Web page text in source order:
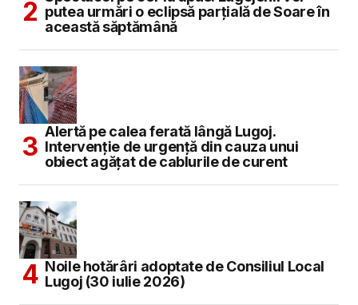
putea urmări o eclipsă parțială de Soare în
această săptămână
Alertă pe calea ferată lângă Lugoj.
Intervenție de urgență din cauza unui
obiect agățat de cablurile de curent
Noile hotărâri adoptate de Consiliul Local
Lugoj (30 iulie 2026)